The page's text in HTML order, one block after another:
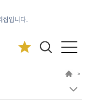
집입니다.
>